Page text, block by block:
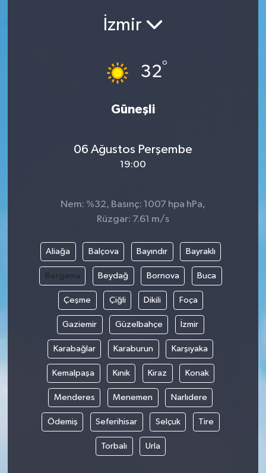
İzmir
32°
Güneşli
06 Ağustos Perşembe
19:00
Nem: %32, Basınç: 1007 hpa hPa,
Rüzgar: 7.61 m/s
Aliağa Balçova Bayındır Bayraklı
Bergama Beydağ Bornova Buca
Çeşme Çiğli Dikili Foça
Gaziemir Güzelbahçe İzmir
Karabağlar Karaburun Karşıyaka
Kemalpaşa Kınık Kiraz Konak
Menderes Menemen Narlıdere
Ödemiş Seferihisar Selçuk Tire
Torbalı Urla